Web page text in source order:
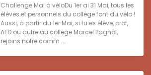
Challenge Mai à véloDu 1er ai 31 Mai, tous les
élèves et personnels du collège font du vélo !
Aussi, à partir du 1er Mai, si tu es élève, prof,
AED ou autre au collège Marcel Pagnol,
rejoins notre comm ...